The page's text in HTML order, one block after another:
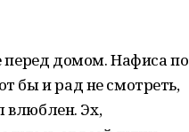
перед домом. Нафиса по
бы и рад не смотреть,
влюблен. Эх,